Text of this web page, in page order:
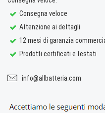
Consegna veloce
Attenzione ai dettagli
12 mesi di garanzia
Prodotti certificati e testati
info@allbatteria.com